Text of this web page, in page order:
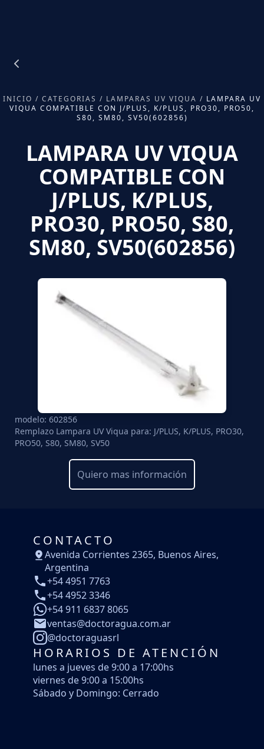
INICIO / CATEGORIAS / LAMPARAS UV VIQUA / LAMPARA UV
VIQUA COMPATIBLE CON J/PLUS, K/PLUS, PRO30, PRO50,
S80, SM80, SV50(602856)
LAMPARA UV VIQUA
COMPATIBLE CON
J/PLUS, K/PLUS,
PRO30, PRO50, S80,
SM80, SV50(602856)
modelo: 602856
Remplazo Lampara UV Viqua para: J/PLUS, K/PLUS, PRO30,
PRO50, S80, SM80, SV50
Quiero mas información
CONTACTO
Avenida Corrientes 2365, Buenos Aires,
Argentina
+54 4951 7763
+54 4952 3346
+54 911 6837 8065
ventas@doctoragua.com.ar
@doctoraguasrl
HORARIOS DE ATENCIÓN
lunes a jueves de 9:00 a 17:00hs
viernes de 9:00 a 15:00hs
Sábado y Domingo: Cerrado